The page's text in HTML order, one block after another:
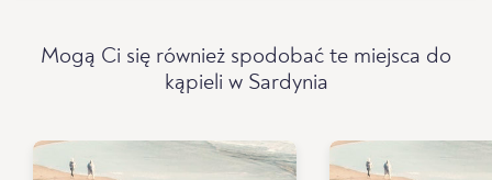
Mogą Ci się również spodobać te miejsca do
kąpieli w Sardynia